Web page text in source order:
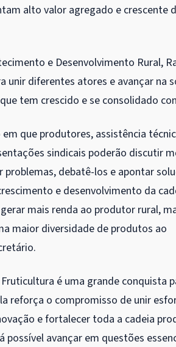
alto valor agregado e crescente
e Desenvolvimento Rural,
unir diferentes atores e avançar na
tem crescido e se consolidado
que produtores, assistência
sindicais poderão discutir
problemas, debatê-los e apontar
e desenvolvimento da
mais renda ao produtor rural,
maior diversidade de produtos ao
é uma grande conquista
reforça o compromisso de unir
e fortalecer toda a cadeia
possível avançar em questões